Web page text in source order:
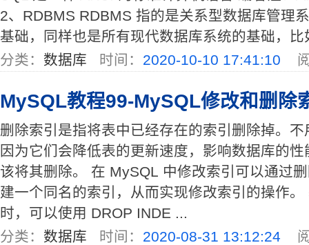
2、RDBMS RDBMS 指的是关系型数据库管理
基础，同样也是所有现代数据库系统的基础，
分类： 数据库 时间： 2020-10-10 17:41:10 阅
MySQL教程99-MySQL修改和删除
删除索引是指将表中已经存在的索引删除掉。
因为它们会降低表的更新速度，影响数据库的
该将其删除。 在 MySQL 中修改索引可以通过
建一个同名的索引，从而实现修改索引的操作
时，可以使用 DROP INDE ...
分类： 数据库 时间： 2020-08-31 13:12:24 阅